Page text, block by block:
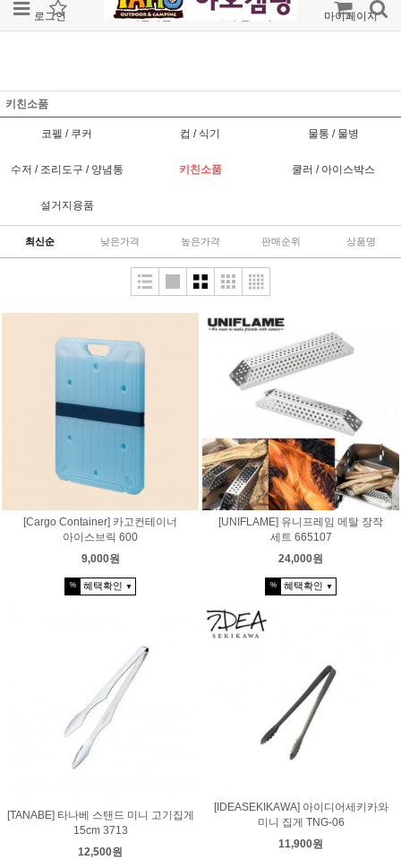
로그인 회원가입 주문조회 마이페이지
키친소품
코펠 / 쿠커 컵 / 식기 물통 / 물병
수저 / 조리도구 / 양념통 키친소품 쿨러 / 아이스박스
설거지용품
최신순 낮은가격 높은가격 판매순위 상품명
[Cargo Container] 카고컨테이너
아이스브릭 600
9,000원
% 혜택확인 ▼
[UNIFLAME] 유니프레임 메탈 장작
세트 665107
24,000원
% 혜택확인 ▼
[TANABE] 타나베 스탠드 미니 고기집게
15cm 3713
12,500원
[IDEASEKIKAWA] 아이디어세키카와
미니 집게 TNG-06
11,900원